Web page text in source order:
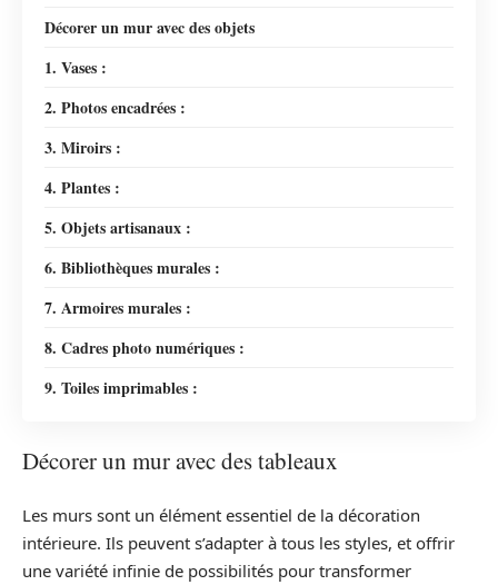
Décorer un mur avec des objets
1. Vases :
2. Photos encadrées :
3. Miroirs :
4. Plantes :
5. Objets artisanaux :
6. Bibliothèques murales :
7. Armoires murales :
8. Cadres photo numériques :
9. Toiles imprimables :
Décorer un mur avec des tableaux
Les murs sont un élément essentiel de la décoration
intérieure. Ils peuvent s’adapter à tous les styles, et offrir
une variété infinie de possibilités pour transformer